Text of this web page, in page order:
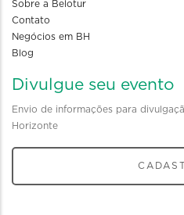
Sobre a Belotur
Contato
Negócios em BH
Blog
Divulgue seu evento
Envio de informações para
Horizonte